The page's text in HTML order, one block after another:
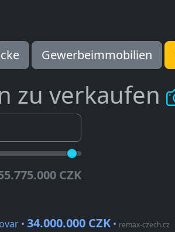
Gewerbeimmobilien
zu verkaufen
CZK
• 34.000.000 CZK • remax-czech.cz